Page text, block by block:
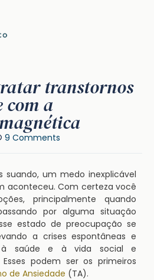
transtornos
com a
9 Comments
suando, um medo inexplicável
aconteceu. Com certeza você
principalmente quando
por alguma situação
estado de preocupação se
a crises espontâneas e
à saúde e à vida social e
podem ser os primeiros
de Ansiedade (TA).